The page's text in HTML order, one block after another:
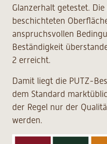
Glanzerhalt getestet.
beschichteten
anspruchsvollen
Beständigkeit
2 erreicht.
Damit liegt die PUTZ-
dem Standard
der Regel nur der
werden.